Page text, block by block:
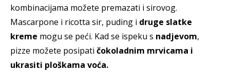
kombinacijama možete premazati i sirovog.
Mascarpone i ricotta sir, puding i druge slatke
kreme mogu se peći. Kad se ispeku s nadjevom,
pizze možete posipati čokoladnim mrvicama i
ukrasiti ploškama voća.